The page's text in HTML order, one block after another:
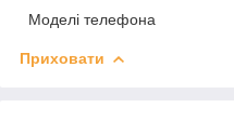
Моделі телефона
Приховати